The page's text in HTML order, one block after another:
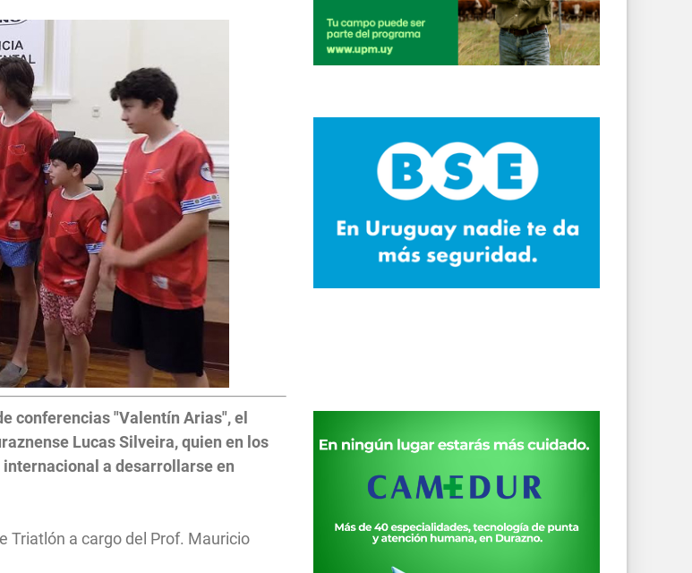
conferencias "Valentín Arias", el
Lucas Silveira, quien en los
a desarrollarse en
Triatlón a cargo del Prof. Mauricio